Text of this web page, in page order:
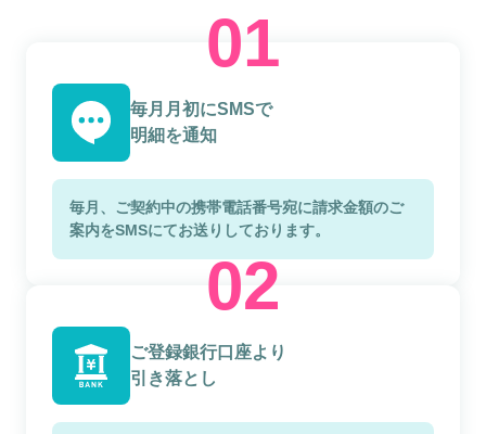
毎月月初にSMSで
明細を通知
毎月、ご契約中の携帯電話番号宛に請求金額のご
案内をSMSにてお送りしております。
ご登録銀行口座より
引き落とし